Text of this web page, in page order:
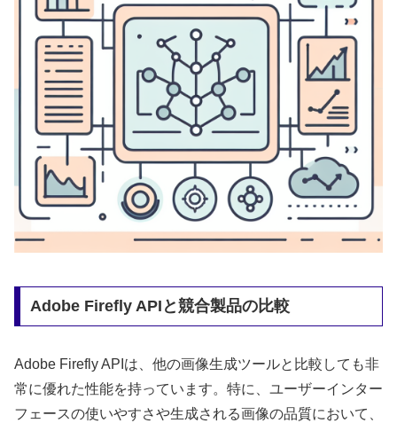
Adobe Firefly APIと競合製品の比較
Adobe Firefly APIは、他の画像生成ツールと比較しても非
常に優れた性能を持っています。特に、ユーザーインター
フェースの使いやすさや生成される画像の品質において、